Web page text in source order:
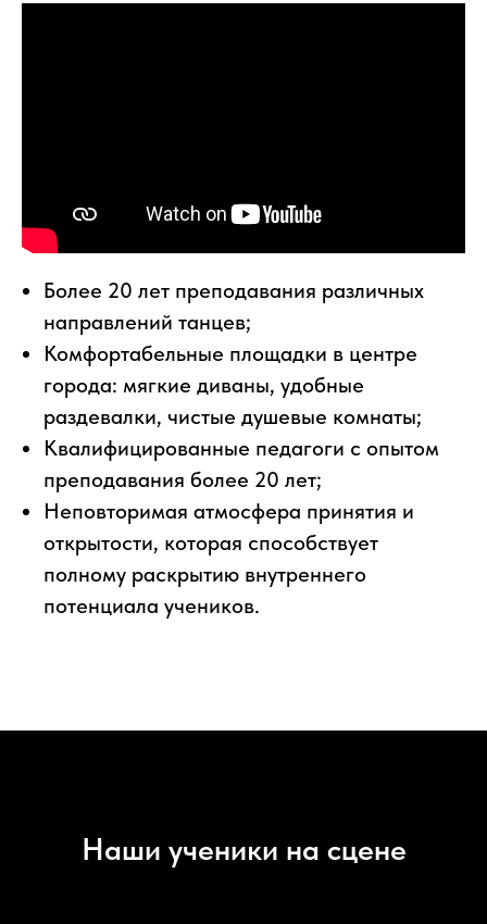
Более 20 лет преподавания различных
направлений танцев;
Комфортабельные площадки в центре
города: мягкие диваны, удобные
раздевалки, чистые душевые комнаты;
Квалифицированные педагоги с опытом
преподавания более 20 лет;
Неповторимая атмосфера принятия и
открытости, которая способствует
полному раскрытию внутреннего
потенциала учеников.
Наши ученики на сцене